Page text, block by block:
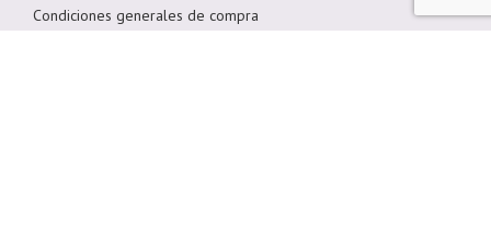
Condiciones generales de compra